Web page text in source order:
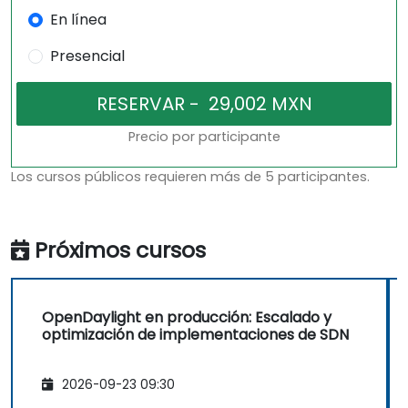
En línea
Presencial
Precio por participante
Los cursos públicos requieren más de 5 participantes.
Próximos cursos
OpenDaylight en producción: Escalado y
optimización de implementaciones de SDN
2026-09-23 09:30